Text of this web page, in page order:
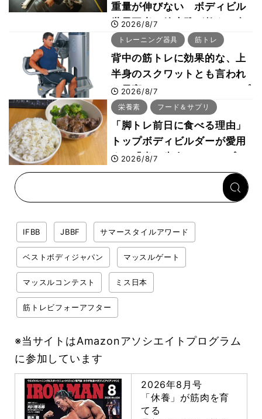
重量が伸びない ボディビル
世界王者・鈴木雅が教える食
事・睡眠・呼吸の整え方
2026/8/7
トレーニング器具 筋トレ
背中の筋トレに効果的な、上
半身のスクワットとも言われ
た最高マシン“ノーチラス・プ
ルオーバーマシン”とは？
2026/8/7
栄養素 フード＆サプリ
「脚トレ前日に食べる理由」
トップボディビルダーが愛用
する「米＋牛肉」のシンプル
回復メシとは？
2026/8/7
IFBB JBBF サマースタイルアワード
ベストボディジャパン マッスルゲート
マッスルコンテスト ミス日本
筋トレビフォーアフター
※当サイトはAmazonアソシエイトプログラム
に参加しています
2026年8月号
「休養」が筋肉を育
てる